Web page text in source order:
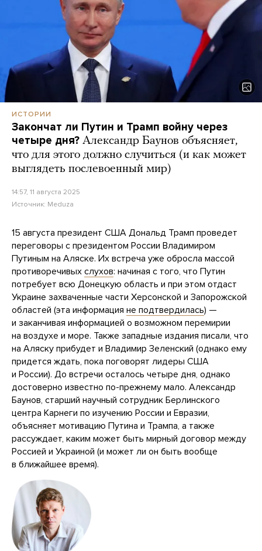
ИСТОРИИ
Закончат ли Путин и Трамп войну через
четыре дня? Александр Баунов объясняет,
что для этого должно случиться (и как может
выглядеть послевоенный мир)
14:57, 11 августа 2025
Источник: Meduza
15 августа президент США Дональд Трамп проведет
переговоры с президентом России Владимиром
Путиным на Аляске. Их встреча уже обросла массой
противоречивых слухов: начиная с того, что Путин
потребует всю Донецкую область и при этом отдаст
Украине захваченные части Херсонской и Запорожской
областей (эта информация не подтвердилась) —
и заканчивая информацией о возможном перемирии
на воздухе и море. Также западные издания писали, что
на Аляску прибудет и Владимир Зеленский (однако ему
придется ждать, пока поговорят лидеры США
и России). До встречи осталось четыре дня, однако
достоверно известно по-прежнему мало. Александр
Баунов, старший научный сотрудник Берлинского
центра Карнеги по изучению России и Евразии,
объясняет мотивацию Путина и Трампа, а также
рассуждает, каким может быть мирный договор между
Россией и Украиной (и может ли он быть вообще
в ближайшее время).